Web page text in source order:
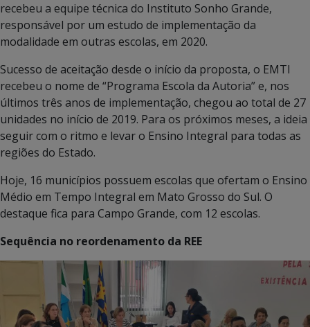
recebeu a equipe técnica do Instituto Sonho Grande,
responsável por um estudo de implementação da
modalidade em outras escolas, em 2020.
Sucesso de aceitação desde o início da proposta, o EMTI
recebeu o nome de “Programa Escola da Autoria” e, nos
últimos três anos de implementação, chegou ao total de 27
unidades no início de 2019. Para os próximos meses, a ideia
seguir com o ritmo e levar o Ensino Integral para todas as
regiões do Estado.
Hoje, 16 municípios possuem escolas que ofertam o Ensino
Médio em Tempo Integral em Mato Grosso do Sul. O
destaque fica para Campo Grande, com 12 escolas.
Sequência no reordenamento da REE